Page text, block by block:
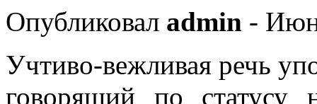
Опубликовал admin -
Учтиво-вежливая речь
говорящий по статусу